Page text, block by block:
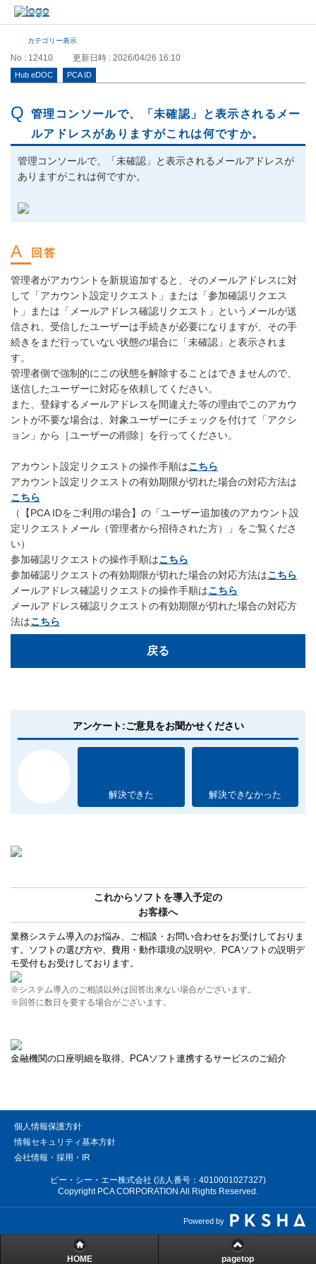
カテゴリー表示
No : 12410 更新日時 : 2026/04/26 16:10
Hub eDOC PCA ID
管理コンソールで、「未確認」と表示されるメー
ルアドレスがありますがこれは何ですか。
管理コンソールで、「未確認」と表示されるメールアドレスが
ありますがこれは何ですか。
管理者がアカウントを新規追加すると、そのメールアドレスに対
して「アカウント設定リクエスト」または「参加確認リクエス
ト」または「メールアドレス確認リクエスト」というメールが送
信され、受信したユーザーは手続きが必要になりますが、その手
続きをまだ行っていない状態の場合に「未確認」と表示されま
す。
管理者側で強制的にこの状態を解除することはできませんので、
送信したユーザーに対応を依頼してください。
また、登録するメールアドレスを間違えた等の理由でこのアカウ
ントが不要な場合は、対象ユーザーにチェックを付けて「アクシ
ョン」から［ユーザーの削除］を行ってください。
アカウント設定リクエストの操作手順はこちら
アカウント設定リクエストの有効期限が切れた場合の対応方法は
こちら
（【PCA IDをご利用の場合】の「ユーザー追加後のアカウント設
定リクエストメール（管理者から招待された方）」をご覧くださ
い）
参加確認リクエストの操作手順はこちら
参加確認リクエストの有効期限が切れた場合の対応方法はこちら
メールアドレス確認リクエストの操作手順はこちら
メールアドレス確認リクエストの有効期限が切れた場合の対応方
法はこちら
戻る
アンケート:ご意見をお聞かせください
解決できた 解決できなかった
これからソフトを導入予定の
お客様へ
業務システム導入のお悩み、ご相談・お問い合わせをお受けしておりま
す。ソフトの選び方や、費用・動作環境の説明や、PCAソフトの説明デ
モ受付もお受けしております。
※システム導入のご相談以外は回答出来ない場合がございます。
※回答に数日を要する場合がございます。
金融機関の口座明細を取得、PCAソフト連携するサービスのご紹介
個人情報保護方針
情報セキュリティ基本方針
会社情報・採用・IR
ピー・シー・エー株式会社 (法人番号：4010001027327)
Copyright PCA CORPORATION All Rights Reserved.
Powered by
HOME pagetop